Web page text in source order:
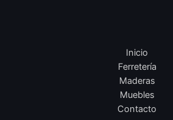
Inicio
Ferretería
Maderas
Muebles
Contacto